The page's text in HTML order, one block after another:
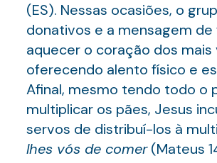
(ES). Nessas ocasiões, o
donativos e a mensagem de
aquecer o coração dos mais
oferecendo alento físico e
Afinal, mesmo tendo todo o
multiplicar os pães, Jesus
servos de distribuí-los à
lhes vós de comer(Mateus